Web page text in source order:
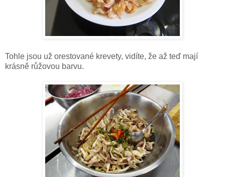
Tohle jsou už orestované krevety, vidíte, že až teď mají
krásně růžovou barvu.